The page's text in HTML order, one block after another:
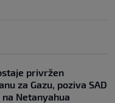
privržen
za Gazu, poziva SAD
Netanyahua